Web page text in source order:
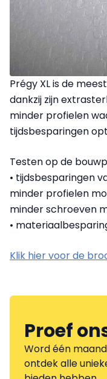
Prégy XL is de
dankzij zijn
minder profielen
tijdsbesparingen
Testen op de
• tijdsbesparingen
minder profielen
minder schroeven
•
Klik hier voor de
Proef
Word één
ontdek alle